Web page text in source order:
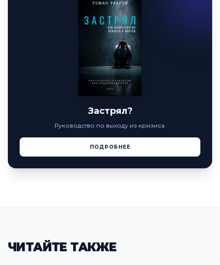
Застрял?
Руководство по выходу из кризиса.
ПОДРОБНЕЕ
ЧИТАЙТЕ ТАКЖЕ